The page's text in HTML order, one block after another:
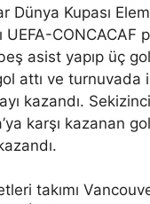
Dünya Kupası
UEFA-
asist yapıp üç
attı ve
kazandı.
karşı kazanan
takımı